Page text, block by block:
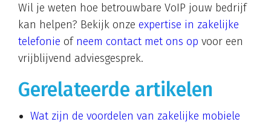
Wil je weten hoe betrouwbare VoIP jouw bedrijf
kan helpen? Bekijk onze expertise in zakelijke
telefonie of neem contact met ons op voor een
vrijblijvend adviesgesprek.
Gerelateerde artikelen
Wat zijn de voordelen van zakelijke mobiele